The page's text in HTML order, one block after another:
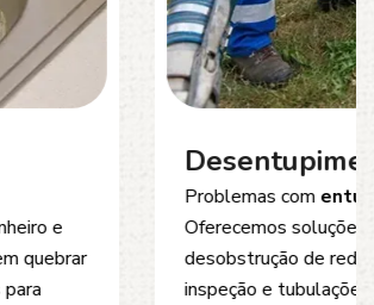
de Esgoto
entupimento de esgoto?
rápidas e eficientes para
de redes de esgoto, caixas de
Utilizamos equipamentos